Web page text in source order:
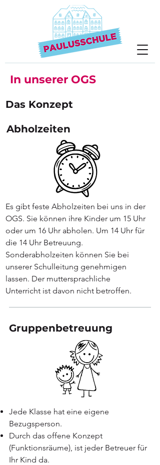
In unserer OGS
Das Konzept
Abholzeiten
Es gibt feste Abholzeiten bei uns in der
OGS. Sie können ihre Kinder um 15 Uhr
oder um 16 Uhr abholen. Um 14 Uhr für
die 14 Uhr Betreuung.
Sonderabholzeiten können Sie bei
unserer Schulleitung genehmigen
lassen. Der muttersprachliche
Unterricht ist davon nicht betroffen.
Gruppenbetreuung
Jede Klasse hat eine eigene
Bezugsperson.
Durch das offene Konzept
(Funktionsräume), ist jeder Betreuer für
Ihr Kind da.